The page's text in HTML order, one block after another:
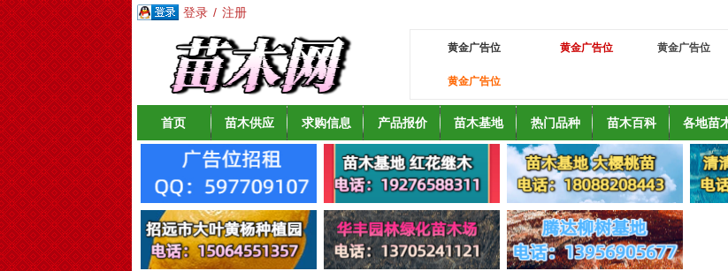
登录 / 注册
黄金广告位 黄金广告位 黄金广告位
黄金广告位
首页 苗木供应 求购信息 产品报价 苗木基地 热门品种 苗木百科 各地苗